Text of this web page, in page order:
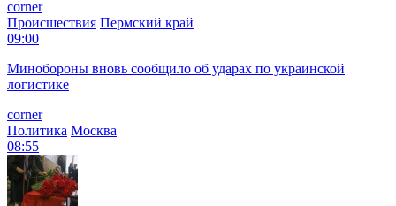
corner
Происшествия Пермский край
09:00
Минобороны вновь сообщило об ударах по украинской
логистике
corner
Политика Москва
08:55